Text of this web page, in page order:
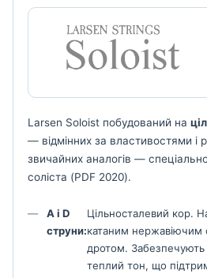
Larsen Soloist побудований на
— відмінних за властивостями і
звичайних аналогів —
соліста (PDF 2020).
A і D
струни:
Цільносталевий кор.
катаним нержавіючим
дротом.
теплий тон, що